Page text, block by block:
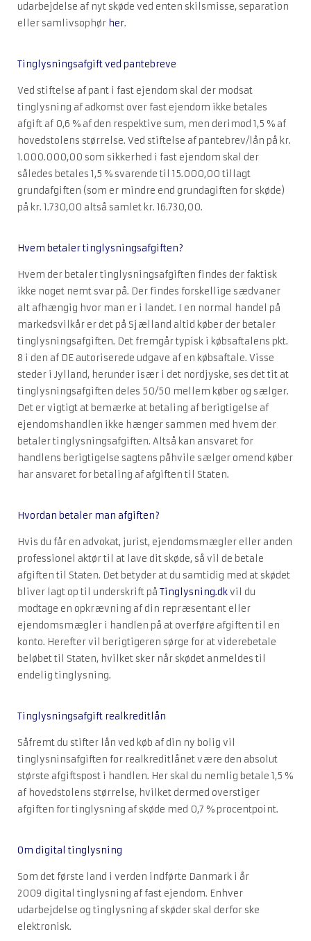
udarbejdelse af nyt skøde ved enten skilsmisse, separation
eller samlivsophør her.
Tinglysningsafgift ved pantebreve
Ved stiftelse af pant i fast ejendom skal der modsat
tinglysning af adkomst over fast ejendom ikke betales
afgift af 0,6 % af den respektive sum, men derimod 1,5 % af
hovedstolens størrelse. Ved stiftelse af pantebrev/lån på kr.
1.000.000,00 som sikkerhed i fast ejendom skal der
således betales 1,5 % svarende til 15.000,00 tillagt
grundafgiften (som er mindre end grundagiften for skøde)
på kr. 1.730,00 altså samlet kr. 16.730,00.
Hvem betaler tinglysningsafgiften?
Hvem der betaler tinglysningsafgiften findes der faktisk
ikke noget nemt svar på. Der findes forskellige sædvaner
alt afhængig hvor man er i landet. I en normal handel på
markedsvilkår er det på Sjælland altid køber der betaler
tinglysningsafgiften. Det fremgår typisk i købsaftalens pkt.
8 i den af DE autoriserede udgave af en købsaftale. Visse
steder i Jylland, herunder især i det nordjyske, ses det tit at
tinglysningsafgiften deles 50/50 mellem køber og sælger.
Det er vigtigt at bemærke at betaling af berigtigelse af
ejendomshandlen ikke hænger sammen med hvem der
betaler tinglysningsafgiften. Altså kan ansvaret for
handlens berigtigelse sagtens påhvile sælger omend køber
har ansvaret for betaling af afgiften til Staten.
Hvordan betaler man afgiften?
Hvis du får en advokat, jurist, ejendomsmægler eller anden
professionel aktør til at lave dit skøde, så vil de betale
afgiften til Staten. Det betyder at du samtidig med at skødet
bliver lagt op til underskrift på Tinglysning.dkvil du
modtage en opkrævning af din repræsentant eller
ejendomsmægler i handlen på at overføre afgiften til en
konto. Herefter vil berigtigeren sørge for at viderebetale
beløbet til Staten, hvilket sker når skødet anmeldes til
endelig tinglysning.
Tinglysningsafgift realkreditlån
Såfremt du stifter lån ved køb af din ny bolig vil
tinglysninsafgiften for realkreditlånet være den absolut
største afgiftspost i handlen. Her skal du nemlig betale 1,5 %
af hovedstolens størrelse, hvilket dermed overstiger
afgiften for tinglysning af skøde med 0,7 % procentpoint.
Om digital tinglysning
Som det første land i verden indførte Danmark i år
2009 digital tinglysning af fast ejendom. Enhver
udarbejdelse og tinglysning af skøder skal derfor ske
elektronisk.